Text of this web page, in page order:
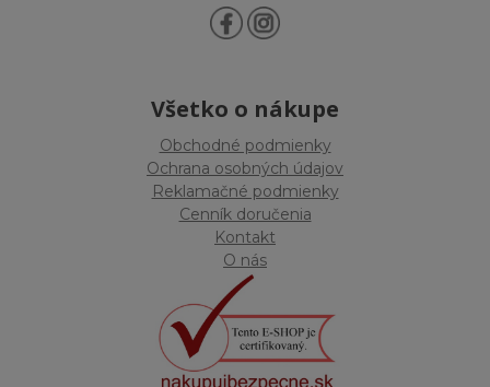
Všetko o nákupe
Obchodné podmienky
Ochrana osobných údajov
Reklamačné podmienky
Cenník doručenia
Kontakt
O nás